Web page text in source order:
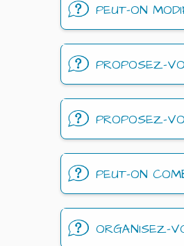
PEUT-ON
PROPOSEZ-
PROPOSEZ-
PEUT-ON
ORGANISEZ-